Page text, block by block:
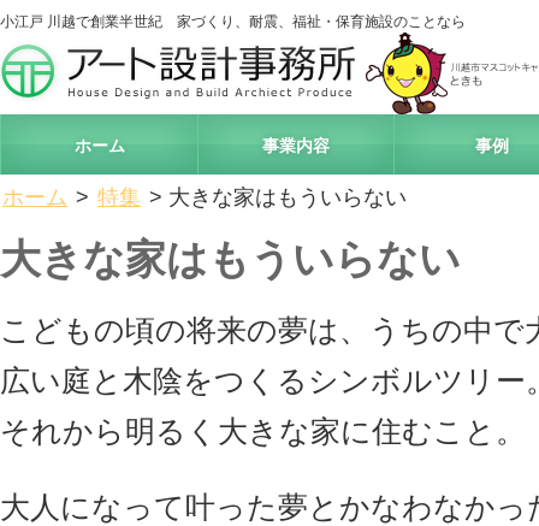
小江戸 川越で創業半世紀 家づくり、耐震、福祉・保育施設のことなら
ホーム 事業内容 事例
ホーム > 特集 > 大きな家はもういらない
大きな家はもういらない
こどもの頃の将来の夢は、うちの中で
広い庭と木陰をつくるシンボルツリー
それから明るく大きな家に住むこと。
大人になって叶った夢とかなわなかっ